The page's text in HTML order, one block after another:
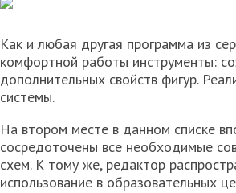
Как и любая другая программа из
комфортной работы инструменты:
дополнительных свойств фигур.
системы.
На втором месте в данном списке
сосредоточены все необходимые
схем. К тому же, редактор
использование в образовательных